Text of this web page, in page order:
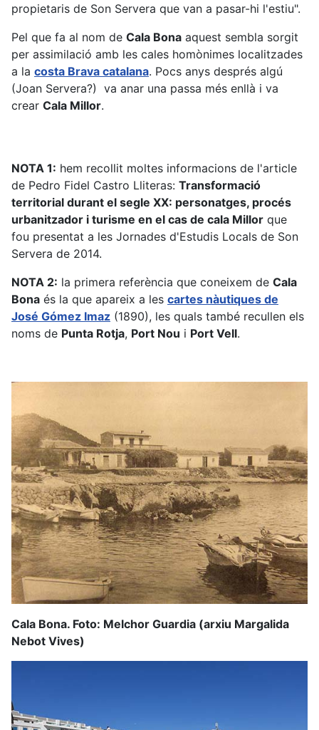
propietaris de Son Servera que van a pasar-hi l'estiu".
Pel que fa al nom de Cala Bona aquest sembla sorgit
per assimilació amb les cales homònimes localitzades
a la costa Brava catalana. Pocs anys després algú
(Joan Servera?) va anar una passa més enllà i va
crear Cala Millor.
NOTA 1: hem recollit moltes informacions de l'article
de Pedro Fidel Castro Lliteras: Transformació
territorial durant el segle XX: personatges, procés
urbanitzador i turisme en el cas de cala Millor que
fou presentat a les Jornades d'Estudis Locals de Son
Servera de 2014.
NOTA 2: la primera referència que coneixem de Cala
Bona és la que apareix a les cartes nàutiques de
José Gómez Imaz (1890), les quals també recullen els
noms de Punta Rotja, Port Nou i Port Vell.
Cala Bona. Foto: Melchor Guardia (arxiu Margalida
Nebot Vives)